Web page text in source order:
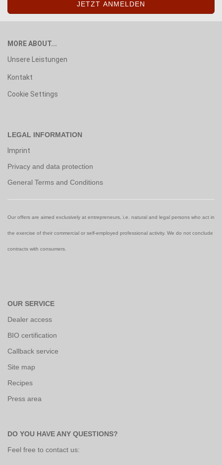
MORE ABOUT...
Unsere Leistungen
Kontakt
Cookie Settings
LEGAL INFORMATION
Imprint
Privacy and data protection
General Terms and Conditions
Our offers are aimed exclusively at entrepreneurs, i.e. natural and legal persons who act in
the exercise of their commercial or self-employed professional activity. We do not conclude
contracts with consumers.
OUR SERVICE
Dealer access
BIO certification
Callback service
Site map
Recipes
Press area
DO YOU HAVE ANY QUESTIONS?
Feel free to contact us: